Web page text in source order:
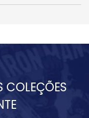
COLEÇÕES